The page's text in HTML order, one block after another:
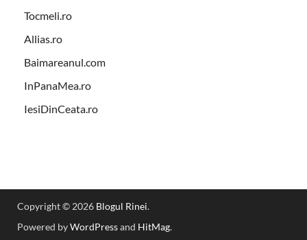
Tocmeli.ro
Allias.ro
Baimareanul.com
InPanaMea.ro
IesiDinCeata.ro
Copyright © 2026 Blogul Rinei.
Powered byWordPressand HitMag.